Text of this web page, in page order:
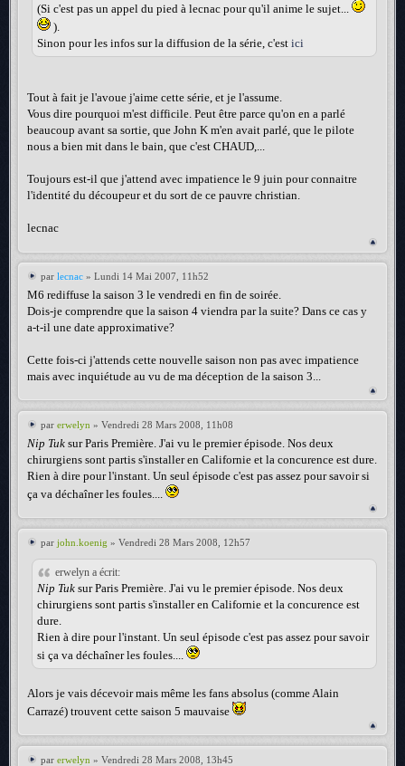
(Si c'est pas un appel du pied à lecnac pour qu'il anime le sujet...
).
Sinon pour les infos sur la diffusion de la série, c'est ici
Tout à fait je l'avoue j'aime cette série, et je l'assume.
Vous dire pourquoi m'est difficile. Peut être parce qu'on en a parlé
beaucoup avant sa sortie, que John K m'en avait parlé, que le pilote
nous a bien mit dans le bain, que c'est CHAUD,...
Toujours est-il que j'attend avec impatience le 9 juin pour connaitre
l'identité du découpeur et du sort de ce pauvre christian.
lecnac
par lecnac » Lundi 14 Mai 2007, 11h52
M6 rediffuse la saison 3 le vendredi en fin de soirée.
Dois-je comprendre que la saison 4 viendra par la suite? Dans ce cas y
a-t-il une date approximative?
Cette fois-ci j'attends cette nouvelle saison non pas avec impatience
mais avec inquiétude au vu de ma déception de la saison 3...
par erwelyn » Vendredi 28 Mars 2008, 11h08
Nip Tuk sur Paris Première. J'ai vu le premier épisode. Nos deux
chirurgiens sont partis s'installer en Californie et la concurence est dure.
Rien à dire pour l'instant. Un seul épisode c'est pas assez pour savoir si
ça va déchaîner les foules....
par john.koenig » Vendredi 28 Mars 2008, 12h57
erwelyn a écrit:
Nip Tuk sur Paris Première. J'ai vu le premier épisode. Nos deux
chirurgiens sont partis s'installer en Californie et la concurence est
dure.
Rien à dire pour l'instant. Un seul épisode c'est pas assez pour savoir
si ça va déchaîner les foules....
Alors je vais décevoir mais même les fans absolus (comme Alain
Carrazé) trouvent cette saison 5 mauvaise
par erwelyn » Vendredi 28 Mars 2008, 13h45